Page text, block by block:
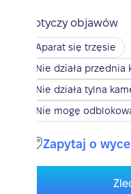
Dotyczy objawów
Aparat się trzęsie
Nie działa przednia
Nie działa tylna
Nie mogę
Zapytaj o